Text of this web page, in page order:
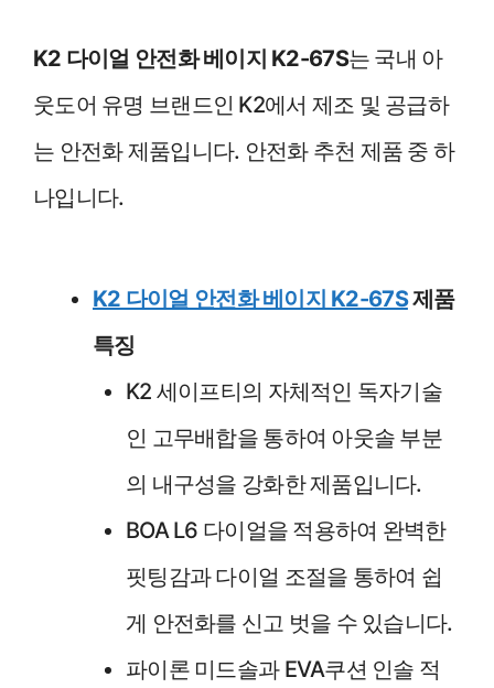
K2 다이얼 안전화 베이지 K2-67S는 국내 아
웃도어 유명 브랜드인 K2에서 제조 및 공급하
는 안전화 제품입니다. 안전화 추천 제품 중 하
나입니다.
K2 다이얼 안전화 베이지 K2-67S제품
특징
K2 세이프티의 자체적인 독자기술
인 고무배합을 통하여 아웃솔 부분
의 내구성을 강화한 제품입니다.
BOA L6 다이얼을 적용하여 완벽한
핏팅감과 다이얼 조절을 통하여 쉽
게 안전화를 신고 벗을 수 있습니다.
파이론 미드솔과 EVA쿠션 인솔 적